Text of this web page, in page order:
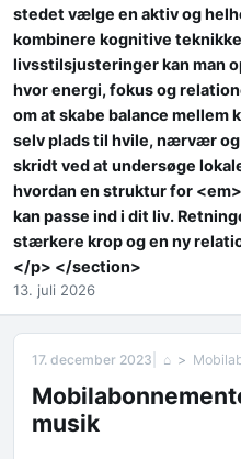
stedet vælge en aktiv og
kombinere kognitive
livsstilsjusteringer kan man
hvor energi, fokus og
om at skabe balance mellem
selv plads til hvile, nærvær
skridt ved at undersøge
hvordan en struktur for
kan passe ind i dit liv.
stærkere krop og en ny
</p> </section>
13. juli 2026
17. december 2023 ⌂
musik